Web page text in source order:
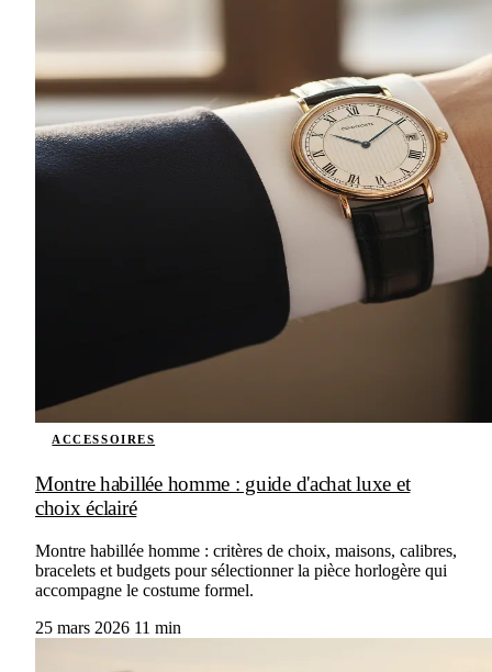
ACCESSOIRES
Montre habillée homme : guide d'achat luxe et
choix éclairé
Montre habillée homme : critères de choix, maisons, calibres,
bracelets et budgets pour sélectionner la pièce horlogère qui
accompagne le costume formel.
25 mars 2026 11 min